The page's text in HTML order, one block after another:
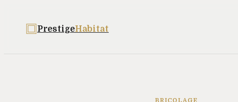
PrestigeHabitat
BRICOLAGE